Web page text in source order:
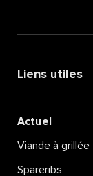
Liens utiles
Actuel
Viande à grillée
Spareribs